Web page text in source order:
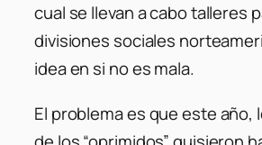
cual se llevan a cabo talleres
divisiones sociales
idea en si no es mala.
El problema es que este año,